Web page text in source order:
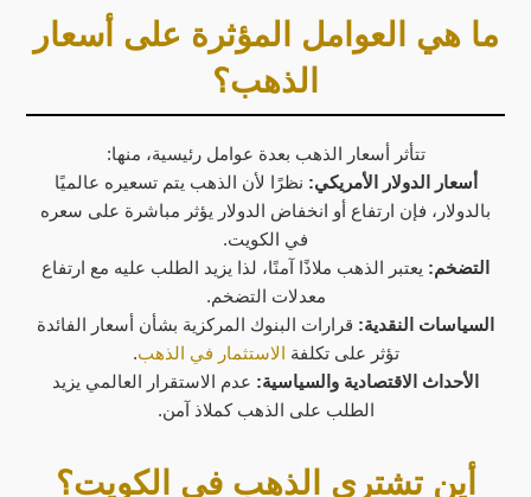
ما هي العوامل المؤثرة على أسعار
الذهب؟
تتأثر أسعار الذهب بعدة عوامل رئيسية، منها:
أسعار الدولار الأمريكي: نظرًا لأن الذهب يتم تسعيره عالميًا
بالدولار، فإن ارتفاع أو انخفاض الدولار يؤثر مباشرة على سعره
في الكويت.
التضخم: يعتبر الذهب ملاذًا آمنًا، لذا يزيد الطلب عليه مع ارتفاع
معدلات التضخم.
السياسات النقدية: قرارات البنوك المركزية بشأن أسعار الفائدة
تؤثر على تكلفة الاستثمار في الذهب.
الأحداث الاقتصادية والسياسية: عدم الاستقرار العالمي يزيد
الطلب على الذهب كملاذ آمن.
أين تشتري الذهب في الكويت؟